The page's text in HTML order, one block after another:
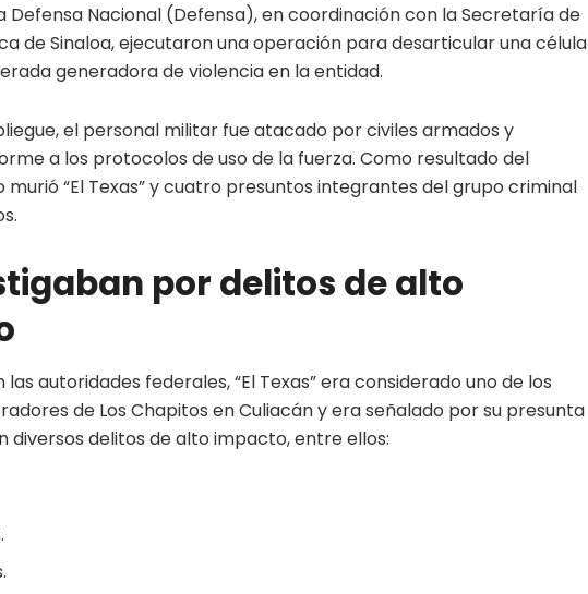
Defensa Nacional (Defensa), en coordinación con la Secretaría de
de Sinaloa, ejecutaron una operación para desarticular una célula
generadora de violencia en la entidad.
el personal militar fue atacado por civiles armados y
a los protocolos de uso de la fuerza. Como resultado del
“El Texas” y cuatro presuntos integrantes del grupo criminal
por delitos de alto
autoridades federales, “El Texas” era considerado uno de los
de Los Chapitos en Culiacán y era señalado por su presunta
diversos delitos de alto impacto, entre ellos: